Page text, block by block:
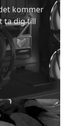
kommer
ta dig till